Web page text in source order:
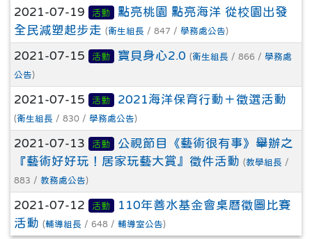
2021-07-19 活動
點亮桃園 點亮海洋 從校園出發
全民減塑起步走 (衛生組長 / 847 / 學務處公告)
2021-07-15 活動 寶貝身心2.0 (衛生組長 / 866 / 學務處
公告)
2021-07-15 活動 2021海洋保育行動＋徵選活動
(衛生組長 / 830 / 學務處公告)
2021-07-13 活動
公視節目《藝術很有事》舉辦之
『藝術好好玩！居家玩藝大賞』徵件活動 (教學組長 /
883 / 教務處公告)
2021-07-12 活動
110年善水基金會桌曆徵圖比賽
活動 (輔導組長 / 648 / 輔導室公告)